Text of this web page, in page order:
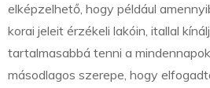
elképzelhető, hogy például
korai jeleit érzékeli lakóin, itallal
tartalmasabbá tenni a
másodlagos szerepe, hogy